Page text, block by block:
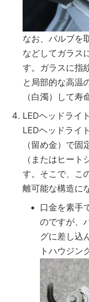
なお、バルブを
などしてガラス
す。ガラスに指
と局部的な高温
（白濁）して寿
LEDヘッドライ
LEDヘッドライ
（留め金）で
（またはヒート
す。そこで、こ
離可能な構造に
口金を素手
のですが、
グに差し込
トハウジン